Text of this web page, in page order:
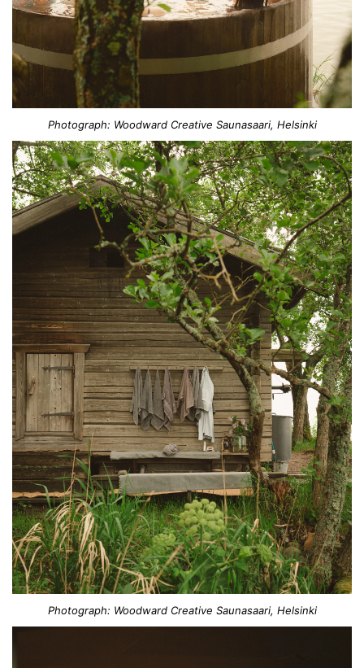
Photograph: Woodward Creative Saunasaari, Helsinki
Photograph: Woodward Creative Saunasaari, Helsinki